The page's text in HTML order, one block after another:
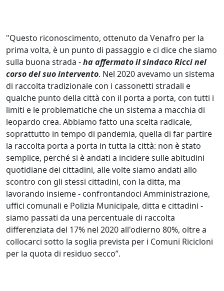
"Questo riconoscimento, ottenuto da Venafro per la
prima volta, è un punto di passaggio e ci dice che siamo
sulla buona strada -ha affermato il sindaco Ricci nel
corso del suo intervento. Nel 2020 avevamo un sistema
di raccolta tradizionale con i cassonetti stradali e
qualche punto della città con il porta a porta, con tutti i
limiti e le problematiche che un sistema a macchia di
leopardo crea. Abbiamo fatto una scelta radicale,
soprattutto in tempo di pandemia, quella di far partire
la raccolta porta a porta in tutta la città: non è stato
semplice, perché si è andati a incidere sulle abitudini
quotidiane dei cittadini, alle volte siamo andati allo
scontro con gli stessi cittadini, con la ditta, ma
lavorando insieme - confrontandoci Amministrazione,
uffici comunali e Polizia Municipale, ditta e cittadini -
siamo passati da una percentuale di raccolta
differenziata del 17% nel 2020 all'odierno 80%, oltre a
collocarci sotto la soglia prevista per i Comuni Ricicloni
per la quota di residuo secco”.